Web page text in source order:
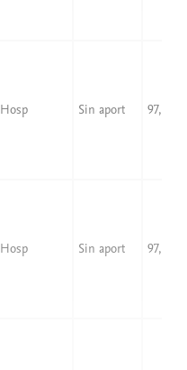
Hosp Sin aport 97,94
Hosp Sin aport 97,94